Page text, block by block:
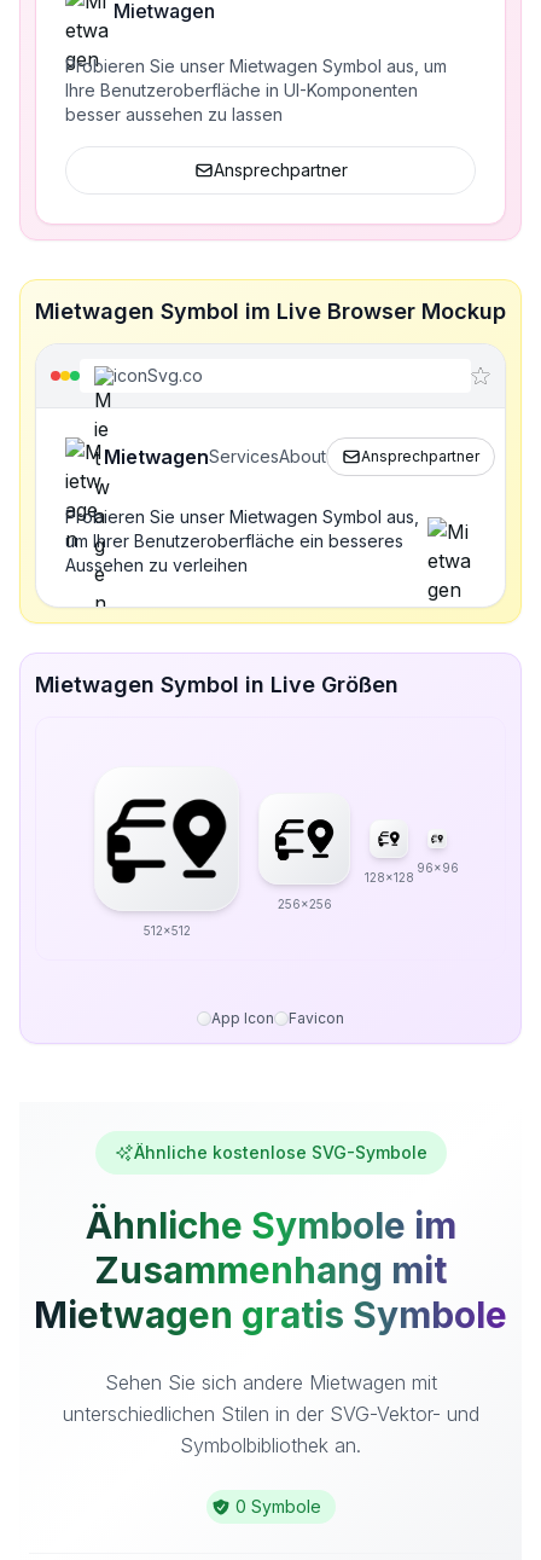
Mietwagen
Probieren Sie unser Mietwagen Symbol aus, um
Ihre Benutzeroberfläche in UI-Komponenten
besser aussehen zu lassen
Ansprechpartner
Mietwagen Symbol im Live Browser Mockup
iconSvg.co
MietwagenServicesAbout Ansprechpartner
Probieren Sie unser Mietwagen Symbol aus,
um Ihrer Benutzeroberfläche ein besseres
Aussehen zu verleihen
Mietwagen Symbol in Live Größen
512x512
256x256
128x128
96x96
App Icon Favicon
Ähnliche kostenlose SVG-Symbole
Ähnliche Symbole im
Zusammenhang mit
Mietwagen gratis Symbole
Sehen Sie sich andere Mietwagen mit
unterschiedlichen Stilen in der SVG-Vektor- und
Symbolbibliothek an.
0 Symbole